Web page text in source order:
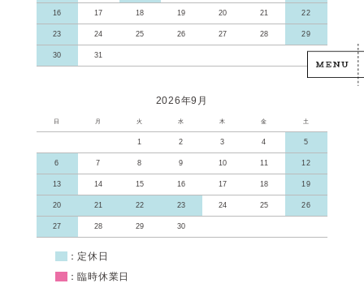
16 17 18 19 20 21 22
23 24 25 26 27 28 29
30 31
2026年9月
日 月 火 水 木 金 土
1 2 3 4 5
6 7 8 9 10 11 12
13 14 15 16 17 18 19
20 21 22 23 24 25 26
27 28 29 30
：定休日
：臨時休業日